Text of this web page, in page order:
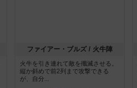
ファイアー・ブルズ / 火牛陣
火牛を引き連れて敵を殲滅させる。
縦か斜めで前2列まで攻撃できる
が、自分...